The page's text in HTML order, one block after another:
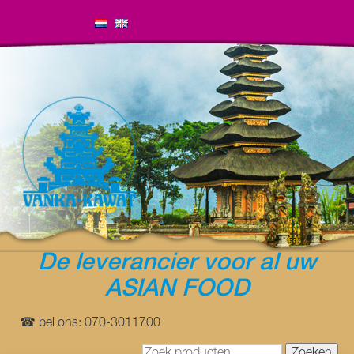
De leverancier voor al uw
ASIAN FOOD
☎ bel ons: 070-3011700